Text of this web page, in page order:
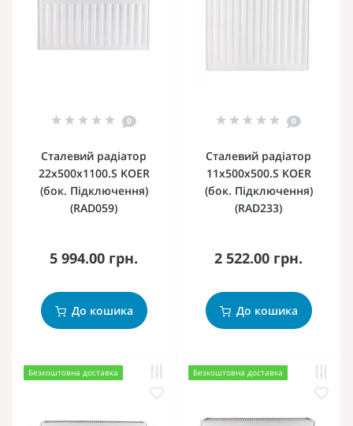
0
Сталевий радіатор
22х500х1100.S KOER
(бок. Підключення)
(RAD059)
5 994.00 грн.
До кошика
0
Сталевий радіатор
11х500х500.S KOER
(бок. Підключення)
(RAD233)
2 522.00 грн.
До кошика
Безкоштовна доставка Безкоштовна доставка